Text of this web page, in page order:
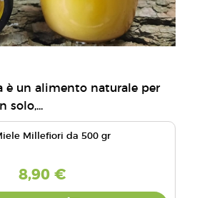
è un alimento naturale per
solo,...
Millefiori da 500 gr
8,90 €